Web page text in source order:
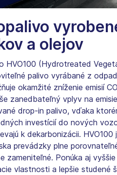
a olejov
HVO100 (Hydrotreated
palivo vyrábané z
okamžité zníženie emisií CO
zanedbateľný vplyv na
drop-in palivo, vďaka
investícií do nových
k dekarbonizácii.
prevádzky plne
zameniteľné. Ponúka aj
vlastnosti a lepšie studené